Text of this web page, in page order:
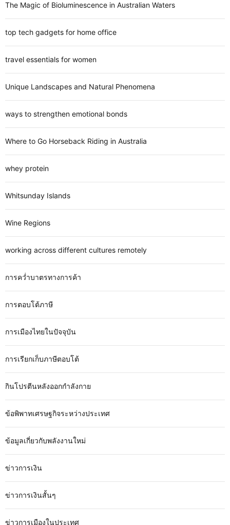
The Magic of Bioluminescence in Australian Waters
top tech gadgets for home office
travel essentials for women
Unique Landscapes and Natural Phenomena
ways to strengthen emotional bonds
Where to Go Horseback Riding in Australia
whey protein
Whitsunday Islands
Wine Regions
working across different cultures remotely
การคว่ำบาตรทางการค้า
การตอบโต้ภาษี
การเมืองไทยในปัจจุบัน
การเรียกเก็บภาษีตอบโต้
กินโปรตีนหลังออกกำลังกาย
ข้อพิพาทเศรษฐกิจระหว่างประเทศ
ข้อมูลเกี่ยวกับพลังงานใหม่
ข่าวการเงิน
ข่าวการเงินสั้นๆ
ข่าวการเมืองในประเทศ